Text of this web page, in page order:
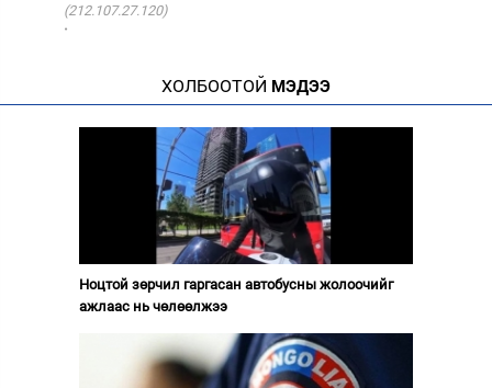
(212.107.27.120)
·
ХОЛБООТОЙ МЭДЭЭ
Ноцтой зөрчил гаргасан автобусны жолоочийг
ажлаас нь чөлөөлжээ